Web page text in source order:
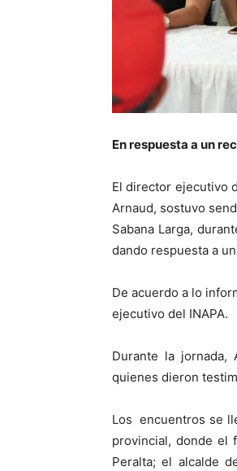
En respuesta a un
El director ejecutivo
Arnaud, sostuvo
Sabana Larga,
dando respuesta a
De acuerdo a lo
ejecutivo del INAPA.
Durante la jornada,
quienes dieron
Los encuentros se
provincial, donde el
Peralta; el alcalde